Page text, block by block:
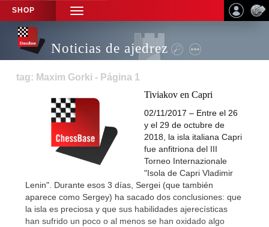
SHOP
TOGGLE
NAVIGATION
Noticias de ajedrez
tag: Maxim Gorki - Página 1
Tiviakov en Capri
02/11/2017 – Entre el 26
y el 29 de octubre de
2018, la isla italiana Capri
fue anfitriona del III
Torneo Internazionale
"Isola de Capri Vladimir
Lenin". Durante esos 3 días, Sergei (que también
aparece como Sergey) ha sacado dos conclusiones: que
la isla es preciosa y que sus habilidades ajerecísticas
han sufrido un poco o al menos se han oxidado algo